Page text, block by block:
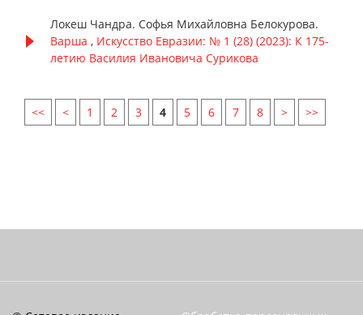
Локеш Чандра. Софья Михайловна Белокурова.
Варша , Искусство Евразии: № 1 (28) (2023): К 175-
летию Василия Ивановича Сурикова
<< < 1 2 3 4 5 6 7 8 > >>